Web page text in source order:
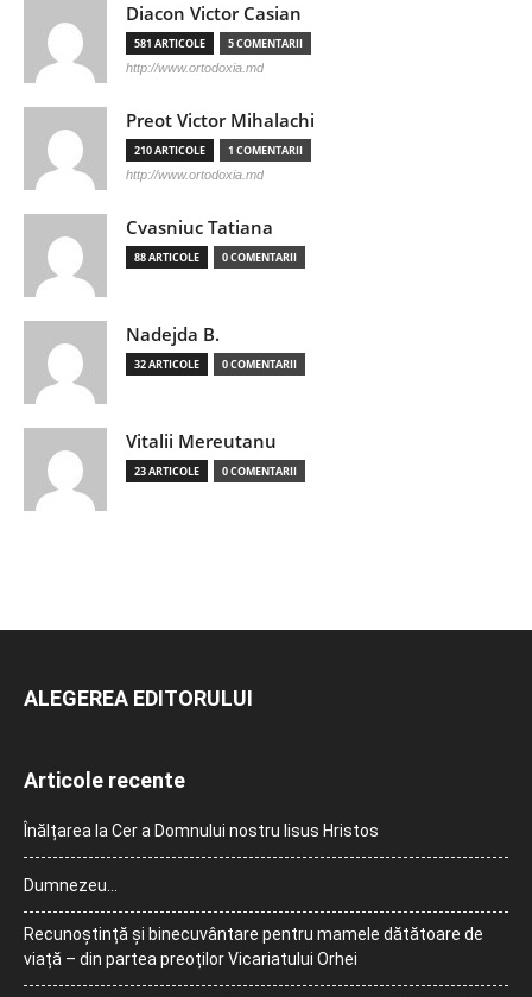
Diacon Victor Casian
581 ARTICOLE 5 COMENTARII
http://www.ortodoxia.md
Preot Victor Mihalachi
210 ARTICOLE 1 COMENTARII
http://www.ortodoxia.md
Cvasniuc Tatiana
88 ARTICOLE 0 COMENTARII
Nadejda B.
32 ARTICOLE 0 COMENTARII
Vitalii Mereutanu
23 ARTICOLE 0 COMENTARII
ALEGEREA EDITORULUI
Articole recente
Înălțarea la Cer a Domnului nostru Iisus Hristos
Dumnezeu…
Recunoștință și binecuvântare pentru mamele dătătoare de
viață – din partea preoților Vicariatului Orhei